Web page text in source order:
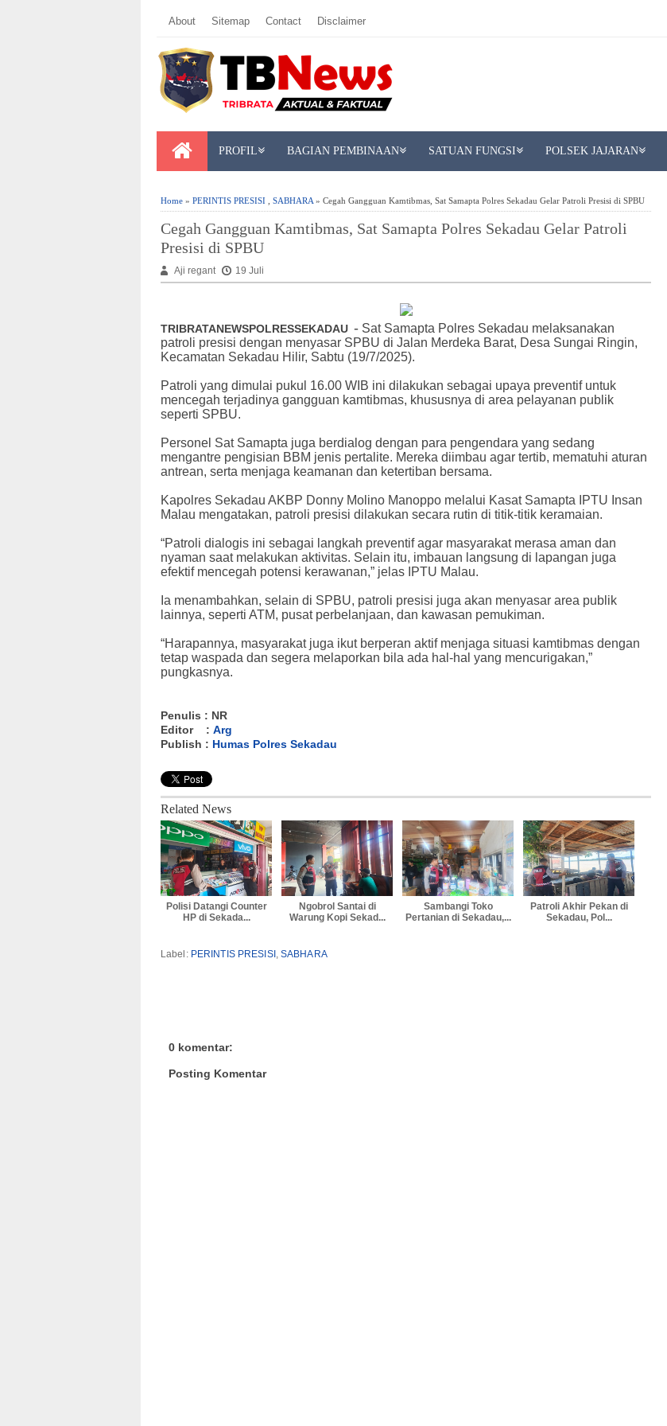
About Sitemap Contact Disclaimer
PROFIL BAGIAN PEMBINAAN SATUAN FUNGSI POLSEK JAJARAN
Home » PERINTIS PRESISI SABHARA » Cegah Gangguan Kamtibmas, Sat Samapta Polres Sekadau Gelar Patroli Presisi di SPBU
Cegah Gangguan Kamtibmas, Sat Samapta Polres Sekadau Gelar Patroli
Presisi di SPBU
Aji regant 19 Juli
TRIBRATANEWSPOLRESSEKADAU - Sat Samapta Polres Sekadau melaksanakan
patroli presisi dengan menyasar SPBU di Jalan Merdeka Barat, Desa Sungai Ringin,
Kecamatan Sekadau Hilir, Sabtu (19/7/2025).
Patroli yang dimulai pukul 16.00 WIB ini dilakukan sebagai upaya preventif untuk
mencegah terjadinya gangguan kamtibmas, khususnya di area pelayanan publik
seperti SPBU.
Personel Sat Samapta juga berdialog dengan para pengendara yang sedang
mengantre pengisian BBM jenis pertalite. Mereka diimbau agar tertib, mematuhi aturan
antrean, serta menjaga keamanan dan ketertiban bersama.
Kapolres Sekadau AKBP Donny Molino Manoppo melalui Kasat Samapta IPTU Insan
Malau mengatakan, patroli presisi dilakukan secara rutin di titik-titik keramaian.
“Patroli dialogis ini sebagai langkah preventif agar masyarakat merasa aman dan
nyaman saat melakukan aktivitas. Selain itu, imbauan langsung di lapangan juga
efektif mencegah potensi kerawanan,” jelas IPTU Malau.
Ia menambahkan, selain di SPBU, patroli presisi juga akan menyasar area publik
lainnya, seperti ATM, pusat perbelanjaan, dan kawasan pemukiman.
“Harapannya, masyarakat juga ikut berperan aktif menjaga situasi kamtibmas dengan
tetap waspada dan segera melaporkan bila ada hal-hal yang mencurigakan,”
pungkasnya.
Penulis : NR
Editor : Arg
Publish : Humas Polres Sekadau
Related News
Polisi Datangi Counter
HP di Sekada...
Ngobrol Santai di
Warung Kopi Sekad...
Sambangi Toko
Pertanian di Sekadau,...
Patroli Akhir Pekan di
Sekadau, Pol...
Label: PERINTIS PRESISI ,SABHARA
0 komentar:
Posting Komentar